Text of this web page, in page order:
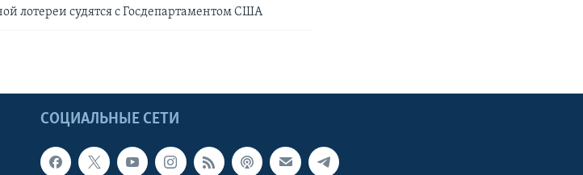
лотереи судятся с Госдепартаментом США
СОЦИАЛЬНЫЕ СЕТИ